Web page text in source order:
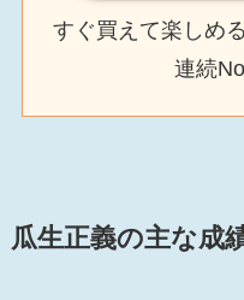
すぐ買えて楽しめ
連続
瓜生正義の主な成